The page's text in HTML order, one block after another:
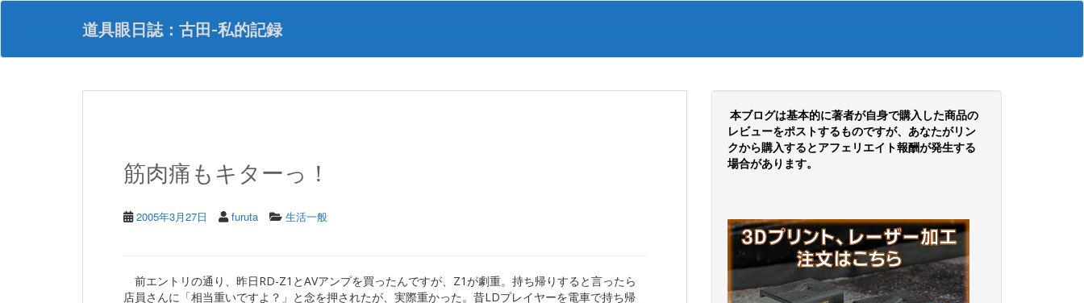
S
p
道具眼日誌：古田-私的記録
筋肉痛もキターっ！
2005年3月27日 furuta 生活一般
前エントリの通り、昨日RD-Z1とAVアンプを買ったんですが、Z1が劇重。持ち帰りすると言ったら
店員さんに「相当重いですよ？」と念を押されたが、実際重かった。昔LDプレイヤーを電車で持ち帰
本ブログは基本的に著者が自身で購入した商品の
レビューをポストするものですが、あなたがリン
クから購入するとアフェリエイト報酬が発生する
場合があります。